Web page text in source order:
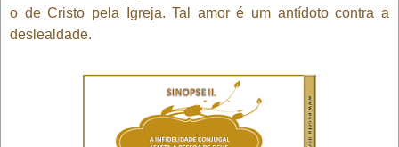
o de Cristo pela Igreja. Tal amor é um antídoto contra a
deslealdade.